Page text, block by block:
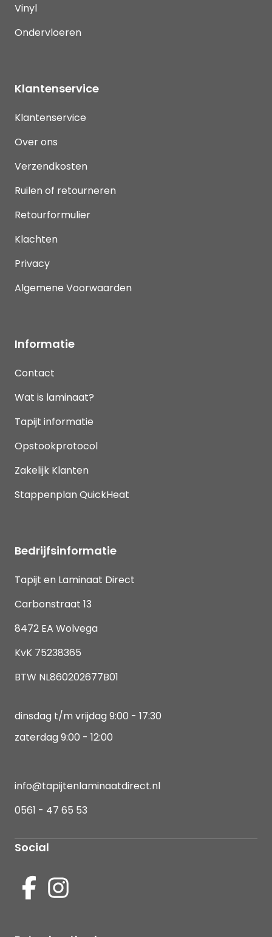
Vinyl
Ondervloeren
Klantenservice
Klantenservice
Over ons
Verzendkosten
Ruilen of retourneren
Retourformulier
Klachten
Privacy
Algemene Voorwaarden
Informatie
Contact
Wat is laminaat?
Tapijt informatie
Opstookprotocol
Zakelijk Klanten
Stappenplan QuickHeat
Bedrijfsinformatie
Tapijt en Laminaat Direct
Carbonstraat 13
8472 EA Wolvega
KvK 75238365
BTW NL860202677B01
dinsdag t/m vrijdag 9:00 - 17:30
zaterdag 9:00 - 12:00
info@tapijtenlaminaatdirect.nl
0561 - 47 65 53
Social